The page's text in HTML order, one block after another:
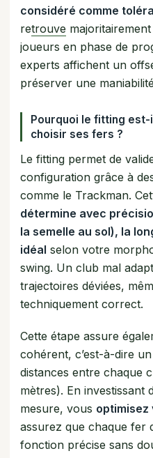
considéré comme
retrouve
joueurs en phase de
experts affichent un
préserver une
Pourquoi le fitting
choisir ses fers ?
Le fitting permet de
configuration grâce à
comme le Trackman.
détermine avec
la semelle au sol), la
idéal selon votre
swing. Un club mal
trajectoires déviées,
techniquement correct.
Cette étape assure
cohérent, c’est-à-dire
distances entre chaque
mètres). En investissant
mesure, vous
assurez que chaque fer
fonction précise sans